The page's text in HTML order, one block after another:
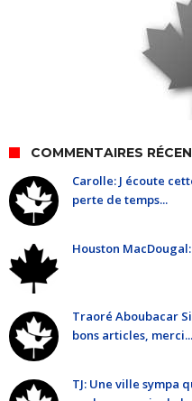
COMMENTAIRES
Carolle: J écoute
perte de temps...
Houston MacDougal:
Traoré Aboubacar
bons articles, merci...
TJ: Une ville sympa